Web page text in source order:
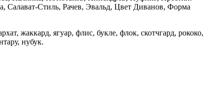
Стиль, Рачев, Эвальд, Цвет Диванов, Форма
жаккард, ягуар, флис, букле, флок, скотчгард, рококо,
нубук.